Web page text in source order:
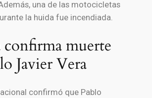
una de las motocicletas
la huida fue incendiada.
muerte
Javier Vera
confirmó que Pablo